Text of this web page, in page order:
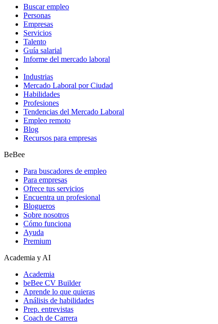
Buscar empleo
Personas
Empresas
Servicios
Talento
Guía salarial
Informe del mercado laboral
Industrias
Mercado Laboral por Ciudad
Habilidades
Profesiones
Tendencias del Mercado Laboral
Empleo remoto
Blog
Recursos para empresas
BeBee
Para buscadores de empleo
Para empresas
Ofrece tus servicios
Encuentra un profesional
Blogueros
Sobre nosotros
Cómo funciona
Ayuda
Premium
Academia y AI
Academia
beBee CV Builder
Aprende lo que quieras
Análisis de habilidades
Prep. entrevistas
Coach de Carrera